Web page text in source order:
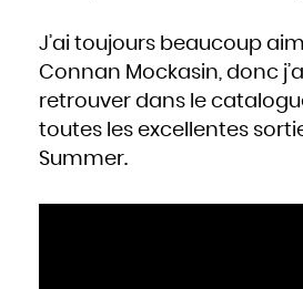
J’ai toujours beaucoup
Connan Mockasin, donc
retrouver dans le
toutes les excellentes
Summer.